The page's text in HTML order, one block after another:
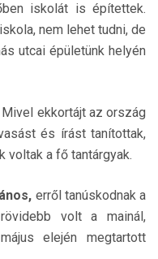
iskolát is építettek.
nem lehet tudni, de
utcai épületünk helyén
Mivel ekkortájt az ország
és írást tanítottak,
voltak a fő tantárgyak.
erről tanúskodnak a
volt a mainál,
elején megtartott